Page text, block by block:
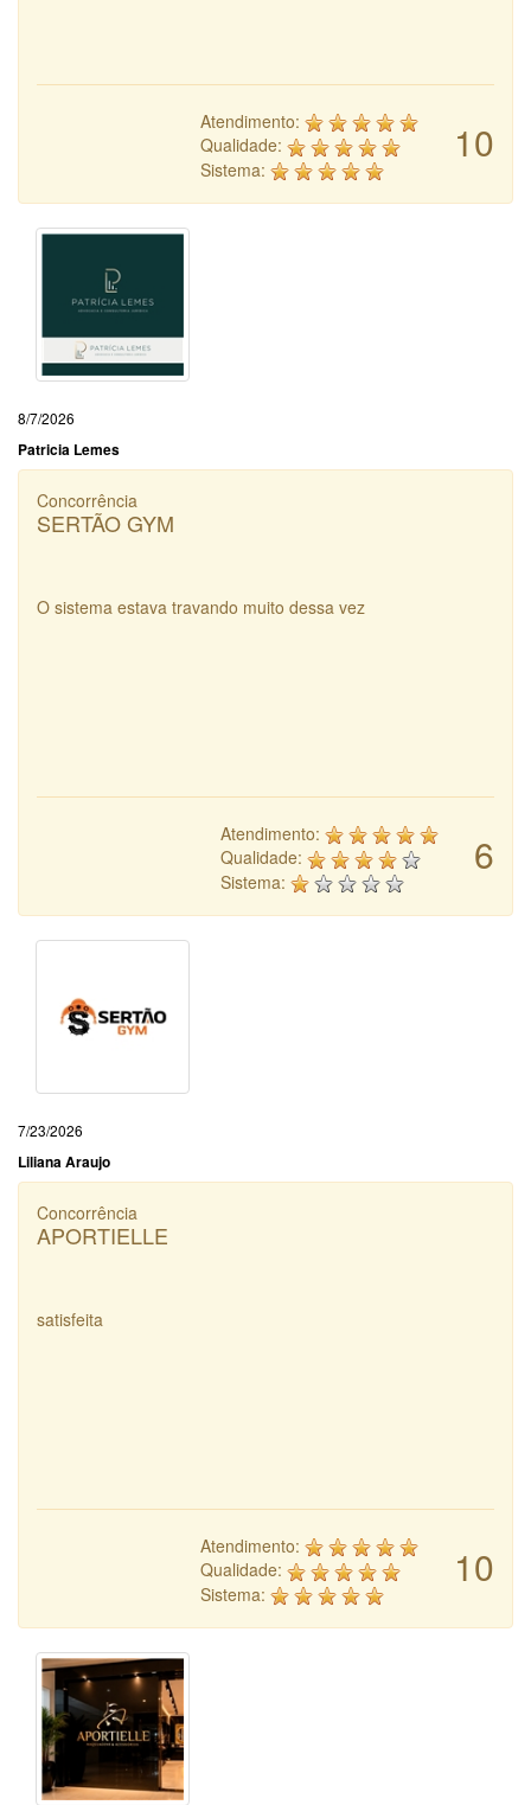
10
Atendimento:
Qualidade:
Sistema:
8/7/2026
Patricia Lemes
Concorrência
SERTÃO GYM
O sistema estava travando muito dessa vez
6
Atendimento:
Qualidade:
Sistema:
7/23/2026
Liliana Araujo
Concorrência
APORTIELLE
satisfeita
10
Atendimento:
Qualidade:
Sistema: